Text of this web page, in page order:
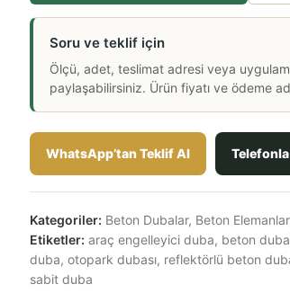
Soru ve teklif için
Ölçü, adet, teslimat adresi veya
paylaşabilirsiniz. Ürün fiyatı ve ödeme
WhatsApp’tan Teklif Al
Kategoriler: Beton Dubalar, Beton
Etiketler: araç engelleyici duba, beton duba
duba, otopark dubası, reflektörlü beton
sabit duba